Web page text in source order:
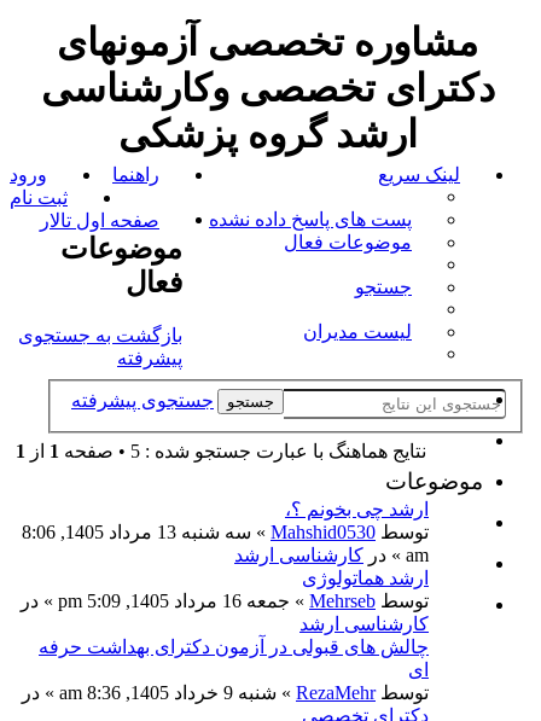
مشاوره تخصصی آزمونهای
دکترای تخصصی وکارشناسی
ارشد گروه پزشکی
لینک سریع
پست های پاسخ داده نشده
موضوعات فعال
جستجو
لیست مدیران
راهنما
ورود
ثبت نام
صفحه اول تالار
موضوعات
فعال
بازگشت به جستجوی
پیشرفته
جستجو جستجوی پیشرفته
نتايج هماهنگ با عبارت جستجو شده : 5 • صفحه 1 از 1
موضوعات
ارشد چی بخونم ؟،
توسط Mahshid0530
» سه شنبه 13 مرداد 1405, 8:06
am » در
کارشناسی ارشد
ارشد هماتولوژی
توسط Mehrseb » جمعه 16 مرداد 1405, 5:09 pm » در
کارشناسی ارشد
چالش های قبولی در آزمون دکترای بهداشت حرفه
ای
توسطRezaMehr » شنبه 9 خرداد 1405, 8:36 am » در
دکترای تخصصی